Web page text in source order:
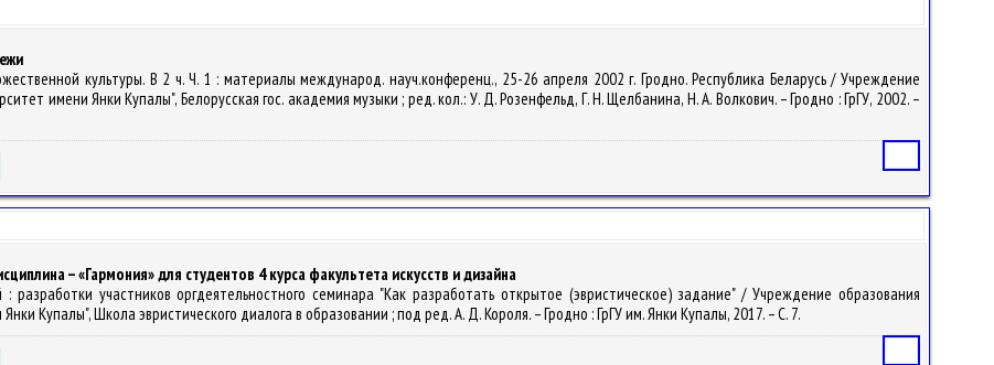
культуры. В 2 ч. Ч. 1 : материалы международ. науч.конференц., 25-26 апреля 2002 г. Гродно. Республика Беларусь / Учреждение
имени Янки Купалы", Белорусская гос. академия музыки ; ред. кол.: У. Д. Розенфельд, Г. Н. Щелбанина, Н. А. Волкович. – Гродно : ГрГУ, 2002. –
– «Гармония» для студентов 4 курса факультета искусств и дизайна
разработки участников оргдеятельностного семинара "Как разработать открытое (эвристическое) задание" / Учреждение образования
Купалы", Школа эвристического диалога в образовании ; под ред. А. Д. Короля. – Гродно : ГрГУ им. Янки Купалы, 2017. – С. 7.